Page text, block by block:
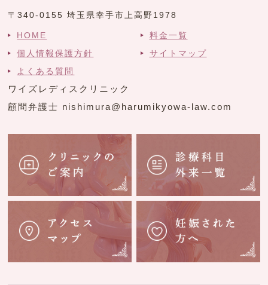
〒340-0155 埼玉県幸手市上高野1978
HOME
個人情報保護方針
よくある質問
料金一覧
サイトマップ
ワイズレディスクリニック
顧問弁護士 nishimura@harumikyowa-law.com